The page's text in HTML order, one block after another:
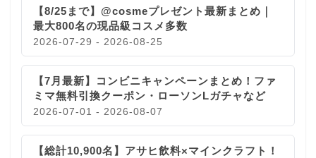
【8/25まで】@cosmeプレゼント最新まとめ｜
最大800名の現品級コスメ多数
2026-07-29 - 2026-08-25
【7月最新】コンビニキャンペーンまとめ！ファ
ミマ無料引換クーポン・ローソンLガチャなど
2026-07-01 - 2026-08-07
【総計10,900名】アサヒ飲料×マインクラフト！